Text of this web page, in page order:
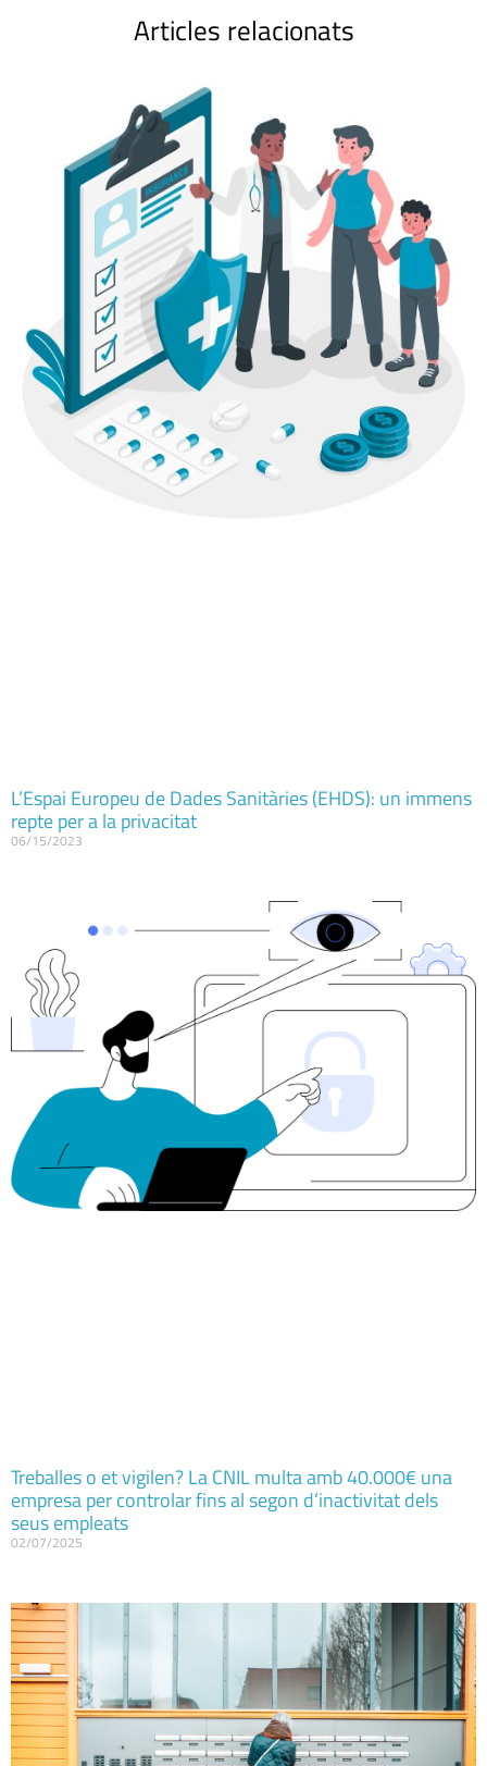
Articles relacionats
L’Espai Europeu de Dades Sanitàries (EHDS): un immens
repte per a la privacitat
06/15/2023
Treballes o et vigilen? La CNIL multa amb 40.000€ una
empresa per controlar fins al segon d’inactivitat dels
seus empleats
02/07/2025